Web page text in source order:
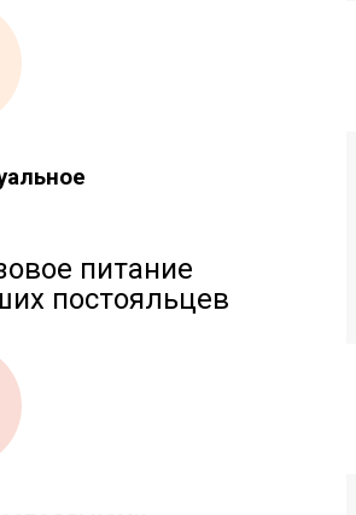
питание
постояльцев